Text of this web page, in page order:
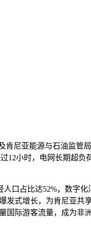
尼亚能源与石油监管
12小时，电网长期超负
口占比达52%，数字
发式增长，为肯尼亚共
国际游客流量，成为非